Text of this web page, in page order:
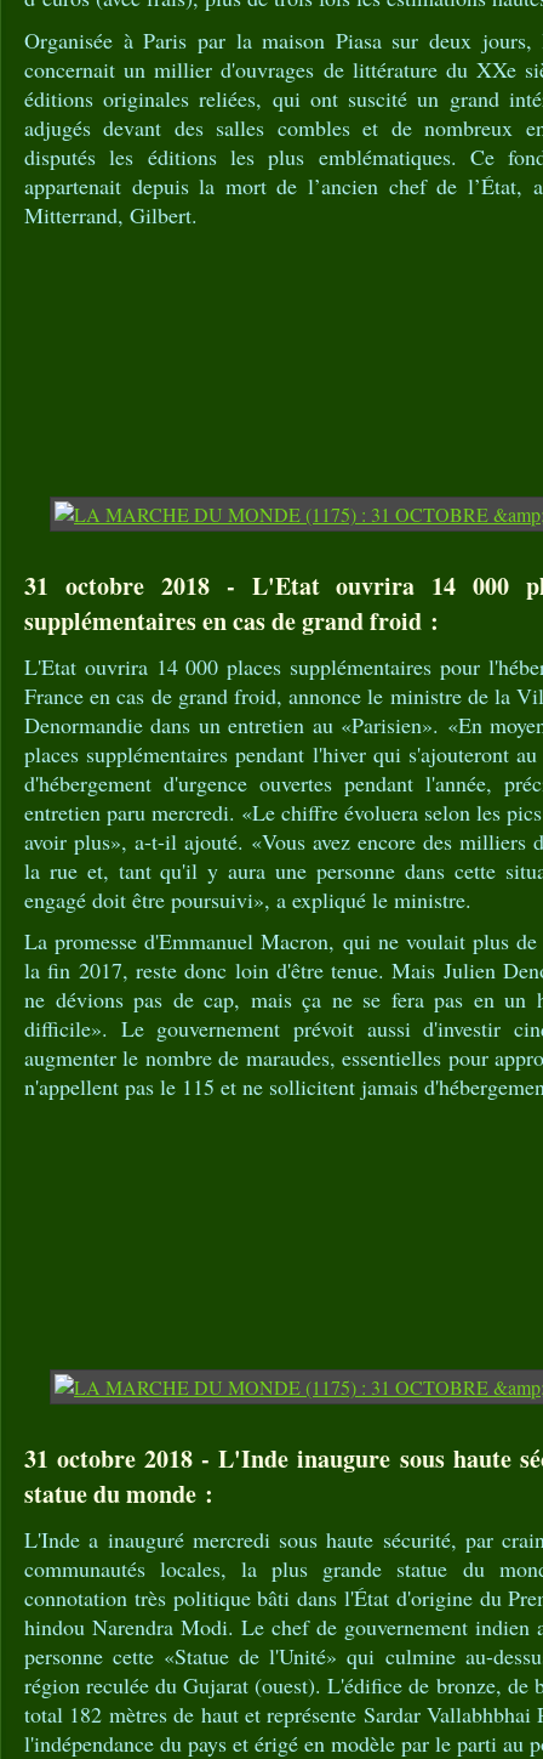
Organisée à Paris par la maison Piasa sur deux
concernait un millier d'ouvrages de littérature du XXe
éditions originales reliées, qui ont suscité un grand
adjugés devant des salles combles et de nombreux
disputés les éditions les plus emblématiques. Ce
appartenait depuis la mort de l’ancien chef de l’État,
Mitterrand, Gilbert.
31 octobre 2018 - L'Etat ouvrira 14 000
supplémentaires en cas de grand froid :
L'Etat ouvrira 14 000 places supplémentaires pour
France en cas de grand froid, annonce le ministre de la
Denormandie dans un entretien au «Parisien». «En
places supplémentaires pendant l'hiver qui s'ajouteront
d'hébergement d'urgence ouvertes pendant l'année,
entretien paru mercredi. «Le chiffre évoluera selon les
avoir plus», a-t-il ajouté. «Vous avez encore des milliers
la rue et, tant qu'il y aura une personne dans cette
engagé doit être poursuivi», a expliqué le ministre.
La promesse d'Emmanuel Macron, qui ne voulait plus de
la fin 2017, reste donc loin d'être tenue. Mais Julien
ne dévions pas de cap, mais ça ne se fera pas en un
difficile». Le gouvernement prévoit aussi d'investir
augmenter le nombre de maraudes, essentielles pour
n'appellent pas le 115 et ne sollicitent jamais
31 octobre 2018 - L'Inde inaugure sous haute
statue du monde :
L'Inde a inauguré mercredi sous haute sécurité, par
communautés locales, la plus grande statue du
connotation très politique bâti dans l'État d'origine du
hindou Narendra Modi. Le chef de gouvernement indien
personne cette «Statue de l'Unité» qui culmine au-
région reculée du Gujarat (ouest). L'édifice de bronze, de
total 182 mètres de haut et représente Sardar Vallabhbhai
l'indépendance du pays et érigé en modèle par le parti au